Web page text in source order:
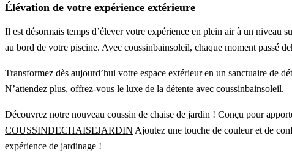
Élévation de votre expérience extérieure
Il est désormais temps d’élever votre expérience en plein air à un niveau
au bord de votre piscine. Avec coussinbainsoleil, chaque moment passé
Transformez dès aujourd’hui votre espace extérieur en un sanctuaire de
N’attendez plus, offrez-vous le luxe de la détente avec coussinbainsoleil.
Découvrez notre nouveau coussin de chaise de jardin ! Conçu pour
COUSSINDECHAISEJARDIN Ajoutez une touche de couleur et de
expérience de jardinage !